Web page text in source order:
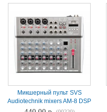
Микшерный пульт SVS
Audiotechnik mixers AM-8 DSP